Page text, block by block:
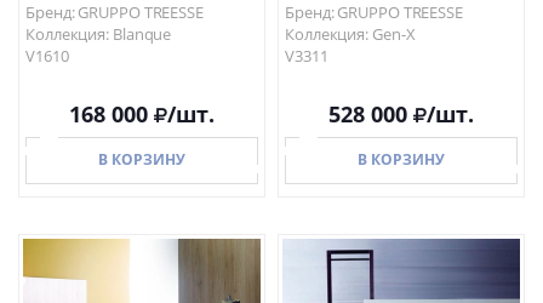
Бренд: GRUPPO TREESSE
Коллекция: Blanque
V1610
168 000 /шт.
В КОРЗИНУ
Бренд: GRUPPO TREESSE
Коллекция: Gen-X
V3311
528 000 /шт.
В КОРЗИНУ